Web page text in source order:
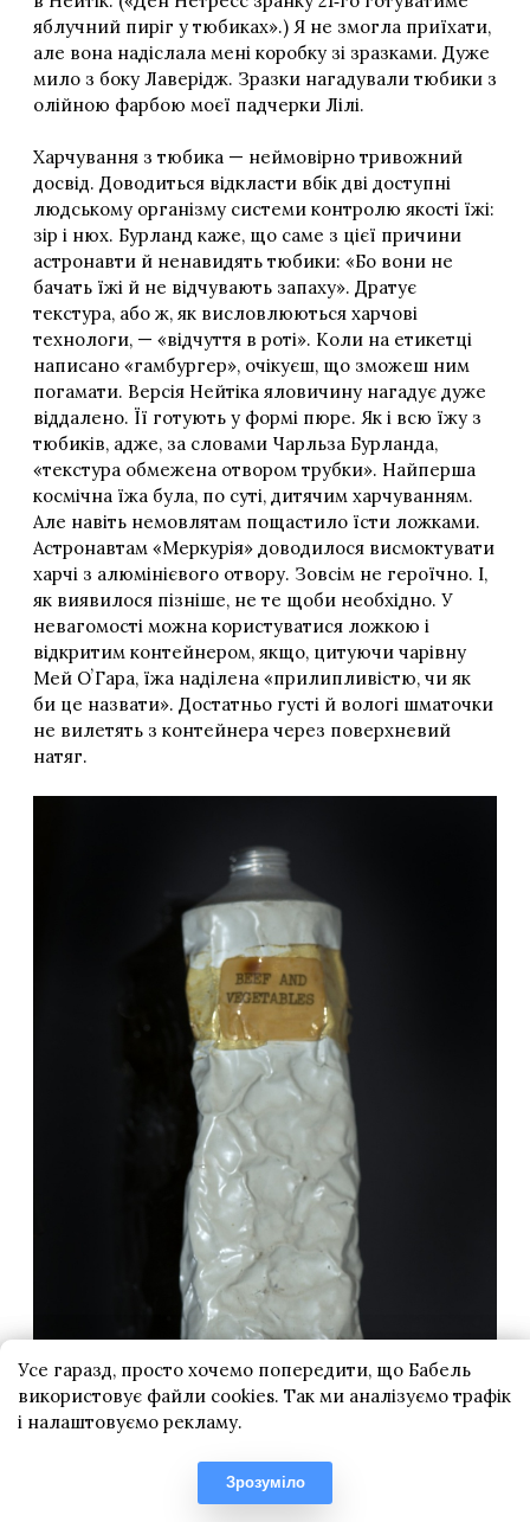
Усе гаразд, просто хочемо попередити, що Бабель
використовує файли cookies. Так ми аналізуємо трафік
і налаштовуємо рекламу.
Зрозуміло